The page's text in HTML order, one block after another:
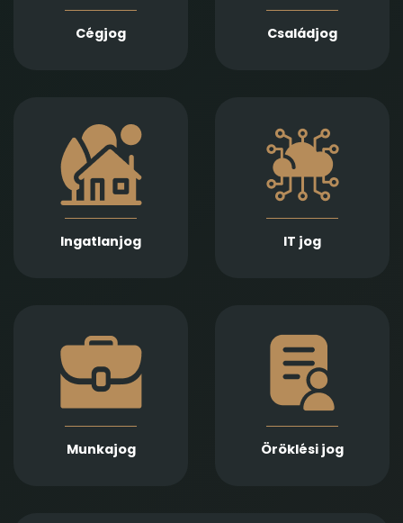
Cégjog
Jogi képviseletet
vállalunk
végelszámolás, csőd-
Családjog
gyermekelhelyezés,
szülői felügyelet,
apasági vélelem,
Ingatlanjog
Ingatlan adásvétel,
ajándékozás, bérlet,
fejlesztés és
beruházási
szerződések szakértő
jogi előkészítését és
lebonyolítását
biztosítjuk
IT jog
technológiai
szerződések,
adatvédelmi és
szoftverjogi kérdések,
AI -val kapcsolatos
precíz jogi kezelését
Munkajog
munkaügyi viták
kapcsán nyújtunk
hatékony
tanácsadást és
képviseletet
munkáltató és
munkavállalók
Öröklési jog
öröklési szerződések
elkészítésében,
megtámadhatóságuk
vizsgálatában, illetve
a hagyatéki
eljárásban történő
képviseletben és